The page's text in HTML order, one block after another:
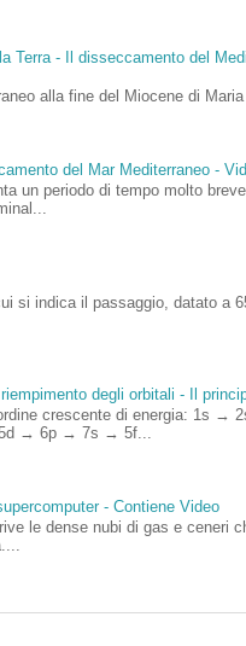
Terra - Il disseccamento del
alla fine del Miocene di
del Mar Mediterraneo -
un periodo di tempo molto
si indica il passaggio, datato a
degli orbitali - Il
ordine crescente di energia:
→ 6p → 7s → 5f...
- Contiene Video
le dense nubi di gas e ceneri